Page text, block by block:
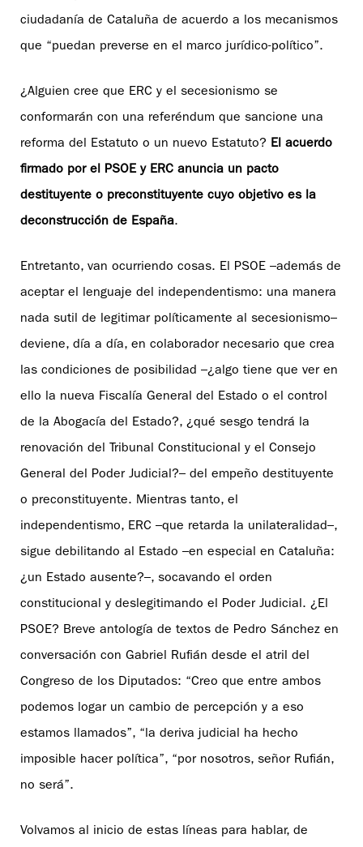
ciudadanía de Cataluña de acuerdo a los mecanismos
que “puedan preverse en el marco jurídico-político”.
¿Alguien cree que ERC y el secesionismo se
conformarán con una referéndum que sancione una
reforma del Estatuto o un nuevo Estatuto? El acuerdo
firmado por el PSOE y ERC anuncia un pacto
destituyente o preconstituyente cuyo objetivo es la
deconstrucción de España.
Entretanto, van ocurriendo cosas. El PSOE –además de
aceptar el lenguaje del independentismo: una manera
nada sutil de legitimar políticamente al secesionismo–
deviene, día a día, en colaborador necesario que crea
las condiciones de posibilidad –¿algo tiene que ver en
ello la nueva Fiscalía General del Estado o el control
de la Abogacía del Estado?, ¿qué sesgo tendrá la
renovación del Tribunal Constitucional y el Consejo
General del Poder Judicial?– del empeño destituyente
o preconstituyente. Mientras tanto, el
independentismo, ERC –que retarda la unilateralidad–,
sigue debilitando al Estado –en especial en Cataluña:
¿un Estado ausente?–, socavando el orden
constitucional y deslegitimando el Poder Judicial. ¿El
PSOE? Breve antología de textos de Pedro Sánchez en
conversación con Gabriel Rufián desde el atril del
Congreso de los Diputados: “Creo que entre ambos
podemos logar un cambio de percepción y a eso
estamos llamados”, “la deriva judicial ha hecho
imposible hacer política”, “por nosotros, señor Rufián,
no será”.
Volvamos al inicio de estas líneas para hablar, de